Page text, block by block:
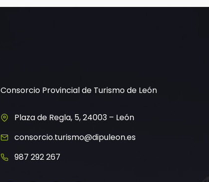
Consorcio Provincial de Turismo de León
Plaza de Regla, 5, 24003 – León
consorcio.turismo@dipuleon.es
987 292 267